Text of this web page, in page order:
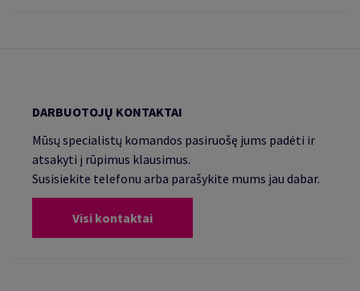
DARBUOTOJŲ KONTAKTAI
Mūsų specialistų komandos pasiruošę jums padėti ir
atsakyti į rūpimus klausimus.
Susisiekite telefonu arba parašykite mums jau dabar.
Visi kontaktai